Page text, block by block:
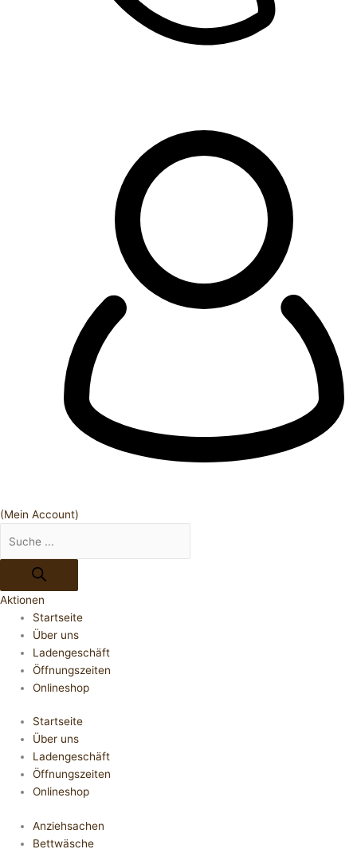
(Mein Account)
Aktionen
Startseite
Über uns
Ladengeschäft
Öffnungszeiten
Onlineshop
Startseite
Über uns
Ladengeschäft
Öffnungszeiten
Onlineshop
Anziehsachen
Bettwäsche